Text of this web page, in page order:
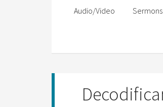
Audio/Video Sermons